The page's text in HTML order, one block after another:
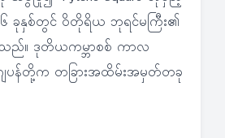
၆ ခုနှစ်တွင် ဝိတိုရိယ ဘုရင်မကြီး၏
။ ဒုတိယကမ္ဘာစစ် ကာလ
ပန်တို့က တခြားအထိမ်းအမှတ်တခု